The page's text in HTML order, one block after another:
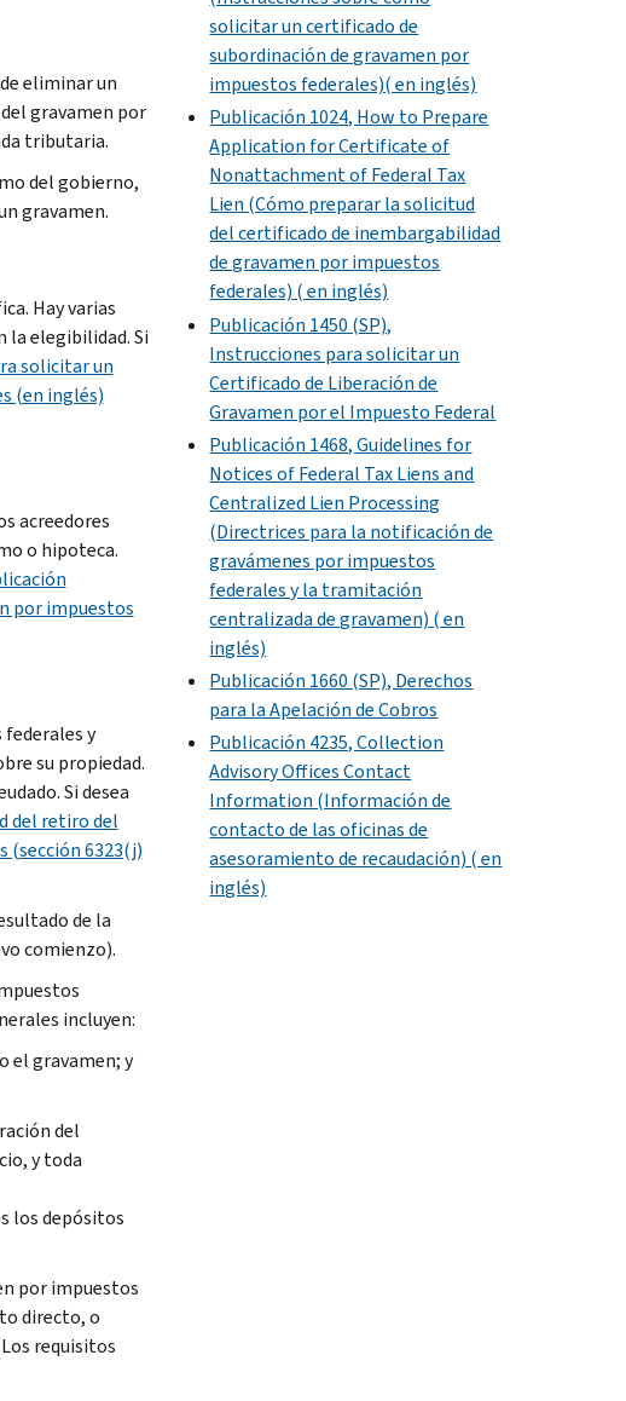
eliminar un
gravamen por
tributaria.
del gobierno,
gravamen.
Hay varias
la elegibilidad. Si
solicitar un
(en inglés)
acreedores
o hipoteca.
por impuestos
y
su propiedad.
Si desea
del retiro del
(sección 6323(j)
de la
comienzo).
incluyen:
el gravamen; y
del
y toda
los depósitos
por impuestos
directo, o
requisitos
solicitar un certificado de
subordinación de gravamen por
impuestos federales)( en inglés)
Publicación 1024, How to Prepare
Application for Certificate of
Nonattachment of Federal Tax
Lien (Cómo preparar la solicitud
del certificado de inembargabilidad
de gravamen por impuestos
federales) ( en inglés)
Publicación 1450 (SP),
Instrucciones para solicitar un
Certificado de Liberación de
Gravamen por el Impuesto Federal
Publicación 1468, Guidelines for
Notices of Federal Tax Liens and
Centralized Lien Processing
(Directrices para la notificación de
gravámenes por impuestos
federales y la tramitación
centralizada de gravamen) ( en
inglés)
Publicación 1660 (SP), Derechos
para la Apelación de Cobros
Publicación 4235, Collection
Advisory Offices Contact
Information (Información de
contacto de las oficinas de
asesoramiento de recaudación) ( en
inglés)